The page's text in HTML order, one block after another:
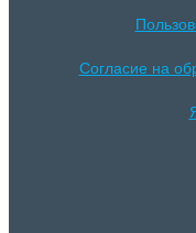
Согласие на